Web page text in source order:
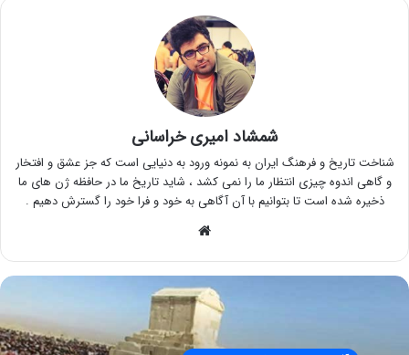
شمشاد امیری خراسانی
شناخت تاریخ و فرهنگ ایران به نمونه ورود به دنیایی است که جز عشق و افتخار
و گاهی اندوه چیزی انتظار ما را نمی کشد ، شاید تاریخ ما در حافظه ژن های ما
ذخیره شده است تا بتوانیم با آن آگاهی به خود و فرا خود را گسترش دهیم .